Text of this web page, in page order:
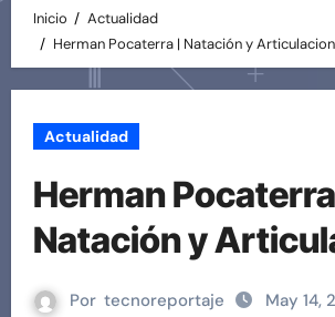
Inicio
Actualidad
Herman Pocaterra | Natación y
Actualidad
Herman Pocaterra |
Natación y
Por tecnoreportaje May 14,